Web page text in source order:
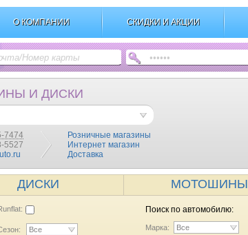
О КОМПАНИИ СКИДКИ И АКЦИИ
И ДИСКИ
7474
5527
Розничные магазины
Интернет магазин
Доставка
ДИСКИ МОТОШИНЫ
Все
Поиск по автомобилю:
Марка: Все